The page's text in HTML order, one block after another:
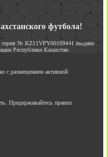
футбола!
серия № KZ11VPY00109441 выдано
Республики Казахстан.
с размещением активной
Придерживайтесь правил